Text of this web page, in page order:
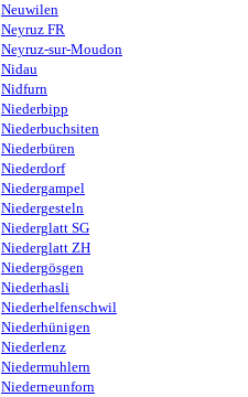
Neuwilen
Neyruz FR
Neyruz-sur-Moudon
Nidau
Nidfurn
Niederbipp
Niederbuchsiten
Niederbüren
Niederdorf
Niedergampel
Niedergesteln
Niederglatt SG
Niederglatt ZH
Niedergösgen
Niederhasli
Niederhelfenschwil
Niederhünigen
Niederlenz
Niedermuhlern
Niederneunforn